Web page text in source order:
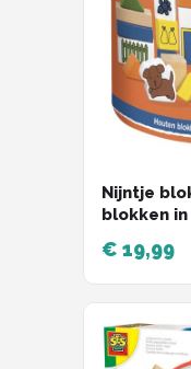
Nijntje
blokken
kleuter -
€ 19,99